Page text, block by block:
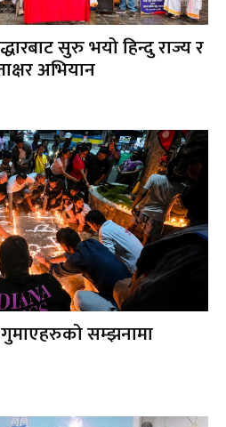
सुरु भयो हिन्दु राज्य र
अभियान
गुमाएहरुको सम्झनामा